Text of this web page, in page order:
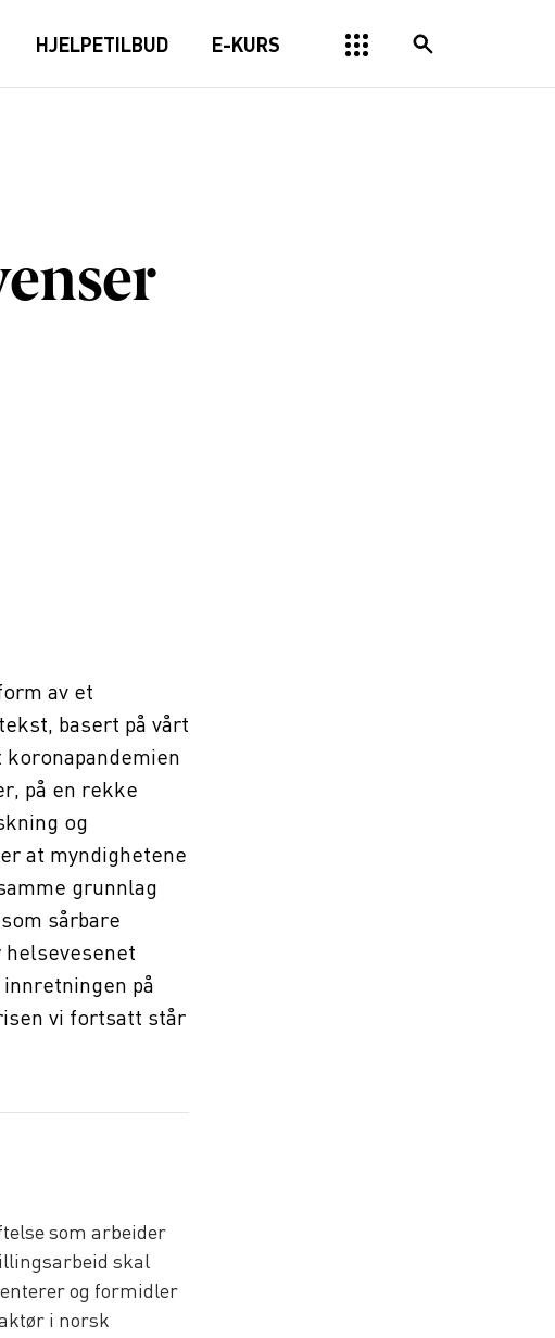
HJELPETILBUD E-KURS
av et
basert på vårt
på en rekke
og
at myndighetene
grunnlag
sårbare
på
vi fortsatt står
som arbeider
skal
og formidler
i norsk